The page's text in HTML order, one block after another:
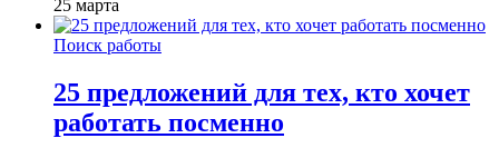
25 марта
Поиск работы
25 предложений для тех, кто хочет
работать посменно